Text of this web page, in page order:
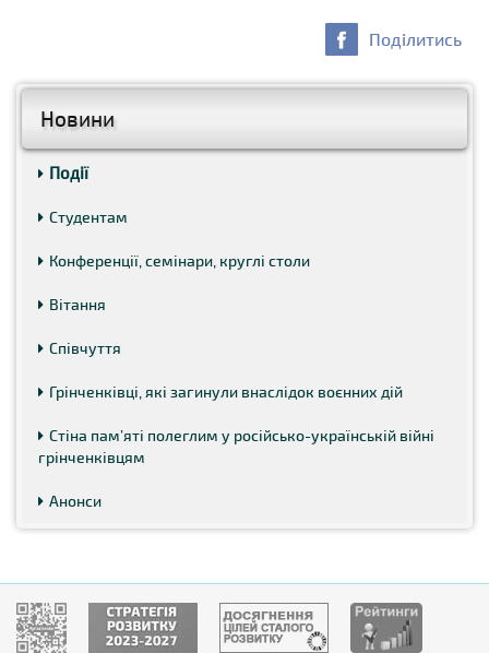
Новини
Події
Студентам
Конференції, семінари, круглі столи
Вітання
Співчуття
Грінченківці, які загинули внаслідок воєнних дій
Стіна пам’яті полеглим у російсько-українській війні
грінченківцям
Анонси
Поділитись